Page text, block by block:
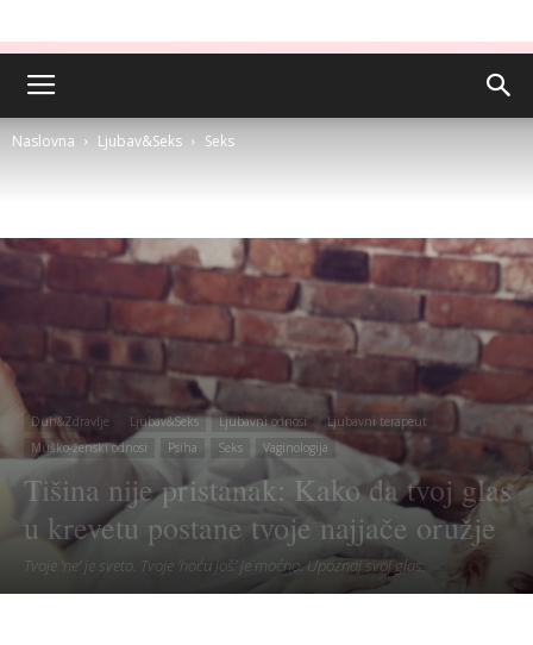
Naslovna Ljubav&Seks Seks
Duh&Zdravlje Ljubav&Seks Ljubavni odnosi
Ljubavni terapeut
Muško-ženski odnosi
Psiha Seks Vaginologija
Tišina nije pristanak: Kako da tvoj glas
u krevetu postane tvoje najjače oružje
Tvoje ‘ne’ je sveto. Tvoje ‘hoću još’ je moćno. Upoznaj svoj glas.